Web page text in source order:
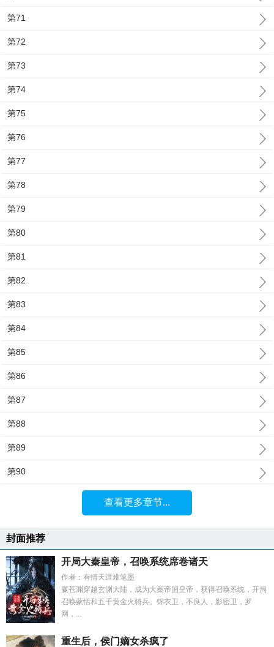
第71
第72
第73
第74
第75
第76
第77
第78
第79
第80
第81
第82
第83
第84
第85
第86
第87
第88
第89
第90
查看更多章节...
封面推荐
开局大秦皇帝，召唤系统席卷诸天
作者：有情天涯难笔墨
赢苍渊穿越玄渊大陆，成为大秦帝国皇帝，获得召唤系统，开局
召唤蒙恬和五千黄金火骑兵。锦衣卫，不良人，影密卫，罗
网，...
重生后，侯门嫡女杀疯了